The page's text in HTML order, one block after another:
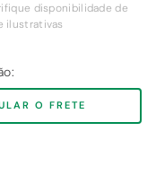
disponibilidade de
ilustrativas
O FRETE